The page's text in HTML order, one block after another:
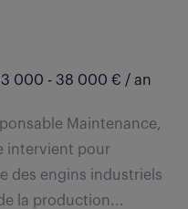
000 - 38 000 € / an
Maintenance,
intervient pour
des engins industriels
la production...